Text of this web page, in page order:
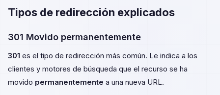
Tipos de redirección explicados
301 Movido permanentemente
301 es el tipo de redirección más común. Le indica a los
clientes y motores de búsqueda que el recurso se ha
movido permanentemente a una nueva URL.